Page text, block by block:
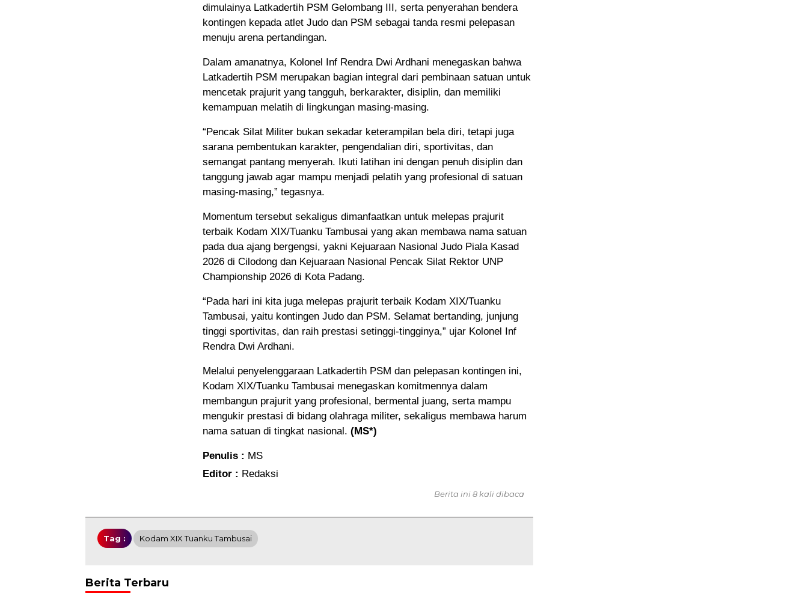
dimulainya Latkadertih PSM Gelombang III, serta penyerahan bendera
kontingen kepada atlet Judo dan PSM sebagai tanda resmi pelepasan
menuju arena pertandingan.
Dalam amanatnya, Kolonel Inf Rendra Dwi Ardhani menegaskan bahwa
Latkadertih PSM merupakan bagian integral dari pembinaan satuan untuk
mencetak prajurit yang tangguh, berkarakter, disiplin, dan memiliki
kemampuan melatih di lingkungan masing-masing.
“Pencak Silat Militer bukan sekadar keterampilan bela diri, tetapi juga
sarana pembentukan karakter, pengendalian diri, sportivitas, dan
semangat pantang menyerah. Ikuti latihan ini dengan penuh disiplin dan
tanggung jawab agar mampu menjadi pelatih yang profesional di satuan
masing-masing,” tegasnya.
Momentum tersebut sekaligus dimanfaatkan untuk melepas prajurit
terbaik Kodam XIX/Tuanku Tambusai yang akan membawa nama satuan
pada dua ajang bergengsi, yakni Kejuaraan Nasional Judo Piala Kasad
2026 di Cilodong dan Kejuaraan Nasional Pencak Silat Rektor UNP
Championship 2026 di Kota Padang.
“Pada hari ini kita juga melepas prajurit terbaik Kodam XIX/Tuanku
Tambusai, yaitu kontingen Judo dan PSM. Selamat bertanding, junjung
tinggi sportivitas, dan raih prestasi setinggi-tingginya,” ujar Kolonel Inf
Rendra Dwi Ardhani.
Melalui penyelenggaraan Latkadertih PSM dan pelepasan kontingen ini,
Kodam XIX/Tuanku Tambusai menegaskan komitmennya dalam
membangun prajurit yang profesional, bermental juang, serta mampu
mengukir prestasi di bidang olahraga militer, sekaligus membawa harum
nama satuan di tingkat nasional. (MS*)
Penulis : MS
Editor : Redaksi
Berita ini 8 kali dibaca
Tag : Kodam XIX Tuanku Tambusai
Berita Terbaru